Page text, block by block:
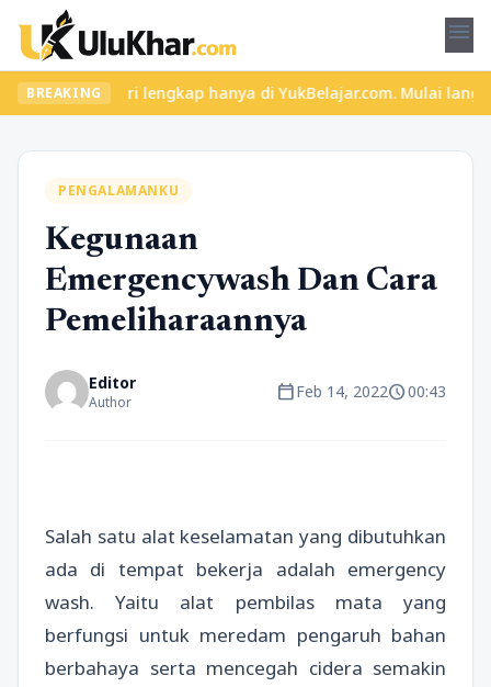
menu
BREAKING
materi lengkap hanya di YukBelajar.com. Mulai langkah
PENGALAMANKU
Kegunaan
Emergencywash Dan Cara
Pemeliharaannya
Editor
Author calendar_todayFeb 14, 2022schedule00:43
Salah satu alat keselamatan yang dibutuhkan
ada di tempat bekerja adalah emergency
wash. Yaitu alat pembilas mata yang
berfungsi untuk meredam pengaruh bahan
berbahaya serta mencegah cidera semakin